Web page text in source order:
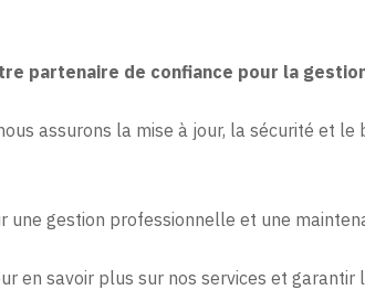
partenaire de confiance pour la
assurons la mise à jour, la sécurité et
une gestion professionnelle et une
en savoir plus sur nos services et